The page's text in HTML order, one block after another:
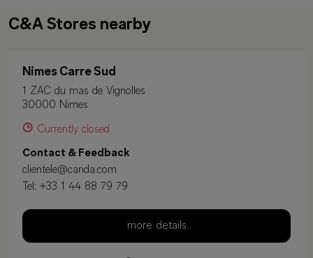
C&A Stores nearby
Nimes Carre Sud
1 ZAC du mas de Vignolles
30000 Nimes
Currently closed
Contact & Feedback
clientele@canda.com
Tel: +33 1 44 88 79 79
more details